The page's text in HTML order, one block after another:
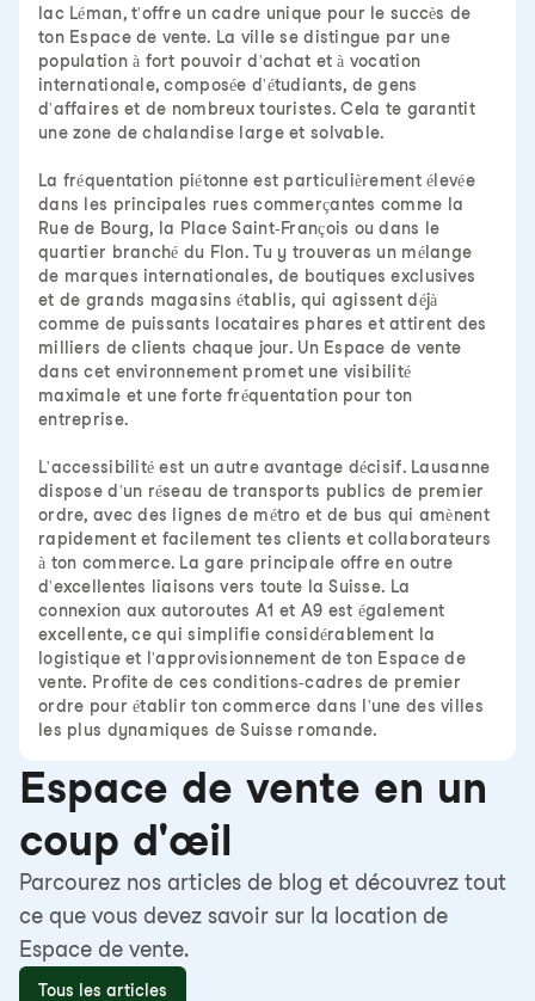
lac Léman, t'offre un cadre unique pour le succès de
ton Espace de vente. La ville se distingue par une
population à fort pouvoir d'achat et à vocation
internationale, composée d'étudiants, de gens
d'affaires et de nombreux touristes. Cela te garantit
une zone de chalandise large et solvable.
La fréquentation piétonne est particulièrement élevée
dans les principales rues commerçantes comme la
Rue de Bourg, la Place Saint-François ou dans le
quartier branché du Flon. Tu y trouveras un mélange
de marques internationales, de boutiques exclusives
et de grands magasins établis, qui agissent déjà
comme de puissants locataires phares et attirent des
milliers de clients chaque jour. Un Espace de vente
dans cet environnement promet une visibilité
maximale et une forte fréquentation pour ton
entreprise.
L'accessibilité est un autre avantage décisif. Lausanne
dispose d'un réseau de transports publics de premier
ordre, avec des lignes de métro et de bus qui amènent
rapidement et facilement tes clients et collaborateurs
à ton commerce. La gare principale offre en outre
d'excellentes liaisons vers toute la Suisse. La
connexion aux autoroutes A1 et A9 est également
excellente, ce qui simplifie considérablement la
logistique et l'approvisionnement de ton Espace de
vente. Profite de ces conditions-cadres de premier
ordre pour établir ton commerce dans l'une des villes
les plus dynamiques de Suisse romande.
Espace de vente en un
coup d'œil
Parcourez nos articles de blog et découvrez tout
ce que vous devez savoir sur la location de
Espace de vente.
Tous les articles